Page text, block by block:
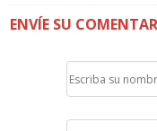
ENVÍE SU